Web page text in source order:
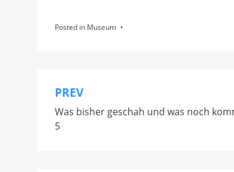
Posted in Museum
Beitragsnavigation
PREV
Was bisher geschah und was noch
5